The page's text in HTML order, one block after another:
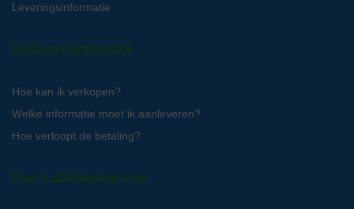
Leveringsinformatie
Verkopersinformatie
Hoe kan ik verkopen?
Welke informatie moet ik aanleveren?
Hoe verloopt de betaling?
Over LabMakelaar.com